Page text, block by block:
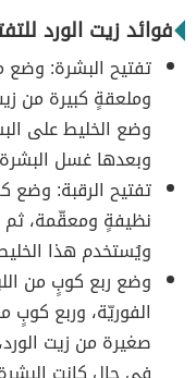
فوائد زيت الورد
تفتيح البشرة: وضع
وملعقةٍ كبيرة من
وضع الخليط على
وبعدها غسل البشرة
تفتيح الرقبة: وضع
نظيفةٍ ومعقّمة، ثم
ويُستخدم هذا
وضع ربع كوبٍ من
الفوريّة، وربع
صغيرة من زيت